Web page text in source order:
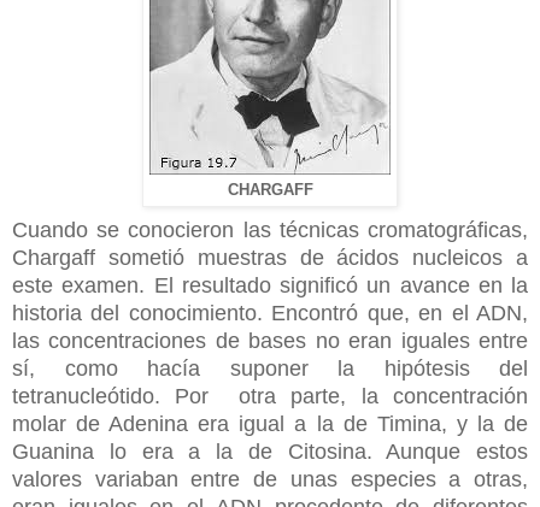
CHARGAFF
Cuando se conocieron las técnicas cromatográficas,
Chargaff sometió muestras de ácidos nucleicos a
este examen. El resultado significó un avance en la
historia del conocimiento. Encontró que, en el ADN,
las concentraciones de bases no eran iguales entre
sí, como hacía suponer la hipótesis del
tetranucleótido. Por otra parte, la concentración
molar de Adenina era igual a la de Timina, y la de
Guanina lo era a la de Citosina. Aunque estos
valores variaban entre de unas especies a otras,